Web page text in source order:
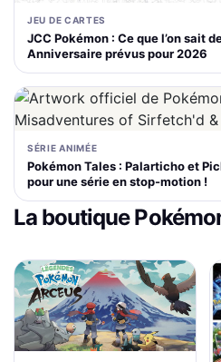
JEU DE CARTES
JCC Pokémon : Ce que l’on sait
Anniversaire prévus pour 2026
SÉRIE ANIMÉE
Pokémon Tales : Palarticho et
pour une série en stop-motion !
La boutique